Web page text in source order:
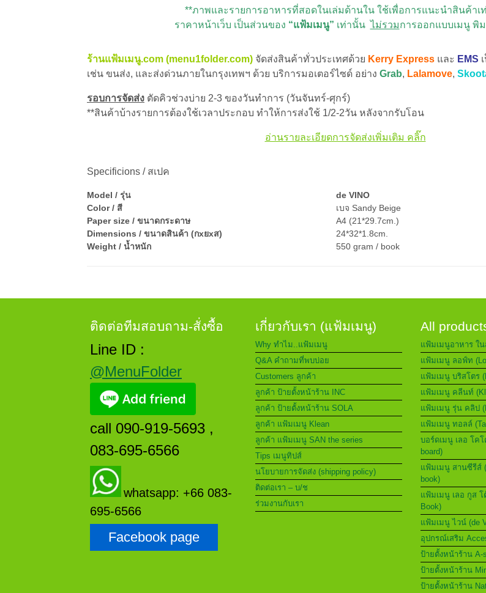
**ภาพและรายการอาหารที่สอดในเล่มด้านใน ใช้เพื่อการแนะนำสินค้าเ
ราคาหน้าเว็บ เป็นส่วนของ “แฟ้มเมนู” เท่านั้นไม่รวมการออกแบบเมนู พิ
ร้านแฟ้มเมนู.com (menu1folder.com) จัดส่งสินค้าทั่วประเทศด้วย Kerry Express และ EMS
เช่น ขนส่ง, และส่งด่วนภายในกรุงเทพฯ ด้วย บริการมอเตอร์ไซด์ อย่าง Grab, Lalamove,
รอบการจัดส่ง ตัดคิวช่วงบ่าย 2-3 ของวันทำการ (วันจันทร์-ศุกร์)
**สินค้าบ้างรายการต้องใช้เวลาประกอบ ทำให้การส่งใช้ 1/2-2วัน หลังจากรับโอน
อ่านรายละเอียดการจัดส่งเพิ่มเติม คลิ๊ก
Specificions / สเปค
Model / รุ่น
de VINO
Color / สี
เบจ Sandy Beige
Paper size / ขนาดกระดาษ
A4 (21*29.7cm.)
Dimensions / ขนาดสินค้า (กxยxส)
24*32*1.8cm.
Weight / น้ำหนัก
550 gram / book
ติดต่อทีมสอบถาม-สั่งซื้อ
Line ID :
@MenuFolder
call 090-919-5693 ,
083-695-6566
whatsapp: +66 083-
695-6566
Facebook page
เกี่ยวกับเรา (แฟ้มเมนู)
Why ทำไม..แฟ้มเมนู
Q&A คำถามที่พบบ่อย
Customers ลูกค้า
ลูกค้า ป้ายตั้งหน้าร้าน INC
ลูกค้า ป้ายตั้งหน้าร้าน SOLA
ลูกค้า แฟ้มเมนู Klean
ลูกค้า แฟ้มเมนู SAN the series
Tips เมนูทิปส์
นโยบายการจัดส่ง (shipping policy)
ติดต่อเรา – บ/ช
ร่วมงานกับเรา
All
แฟ้มเมนูอาหาร ใ
แฟ้มเมนู ลอฟ์ท
แฟ้มเมนู บริสโตร
แฟ้มเมนู คลีนท์
แฟ้มเมนู รุ่น คลิป
แฟ้มเมนู ทอลล์
บอร์ดเมนู เลอ โค
board)
แฟ้มเมนู สานซีรีส์
book)
แฟ้มเมนู เลอ กูส โ
Book)
แฟ้มเมนู ไวน์ (de
อุปกรณ์เสริม
ป้ายตั้งหน้าร้าน A-
ป้ายตั้งหน้าร้าน
ป้ายตั้งหน้าร้าน